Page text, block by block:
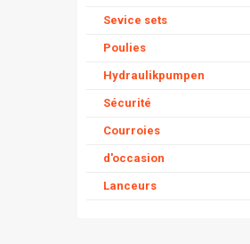
Sevice sets
Poulies
Hydraulikpumpen
Sécurité
Courroies
d'occasion
Lanceurs